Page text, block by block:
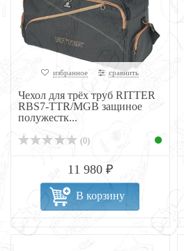
избранное сравнить
Чехол для трёх труб RITTER
RBS7-TTR/MGB защиное
полужестк...
(0)
11 980 ₽
В корзину